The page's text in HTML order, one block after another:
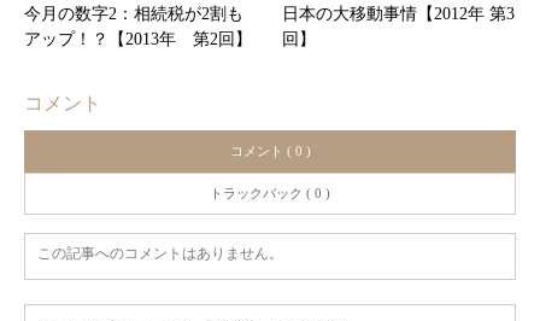
今月の数字2：相続税が2割も
アップ！？【2013年 第2回】
日本の大移動事情【2012年 第3
回】
コメント
コメント ( 0 )
トラックバック ( 0 )
この記事へのコメントはありません。